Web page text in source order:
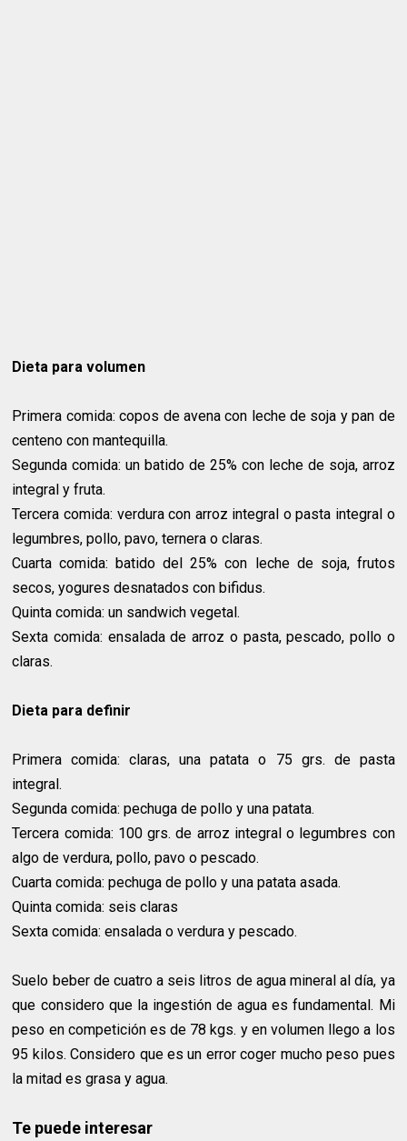
Dieta para volumen
Primera comida: copos de avena con leche de soja y pan de
centeno con mantequilla.
Segunda comida: un batido de 25% con leche de soja, arroz
integral y fruta.
Tercera comida: verdura con arroz integral o pasta integral o
legumbres, pollo, pavo, ternera o claras.
Cuarta comida: batido del 25% con leche de soja, frutos
secos, yogures desnatados con bifidus.
Quinta comida: un sandwich vegetal.
Sexta comida: ensalada de arroz o pasta, pescado, pollo o
claras.
Dieta para definir
Primera comida: claras, una patata o 75 grs. de pasta
integral.
Segunda comida: pechuga de pollo y una patata.
Tercera comida: 100 grs. de arroz integral o legumbres con
algo de verdura, pollo, pavo o pescado.
Cuarta comida: pechuga de pollo y una patata asada.
Quinta comida: seis claras
Sexta comida: ensalada o verdura y pescado.
Suelo beber de cuatro a seis litros de agua mineral al día, ya
que considero que la ingestión de agua es fundamental. Mi
peso en competición es de 78 kgs. y en volumen llego a los
95 kilos. Considero que es un error coger mucho peso pues
la mitad es grasa y agua.
Te puede interesar